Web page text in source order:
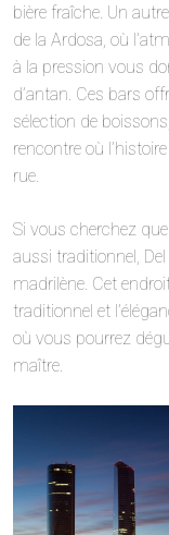
bière fraîche. Un
de la Ardosa, où
à la pression vous
d’antan. Ces bars
sélection de
rencontre où
rue.
Si vous cherchez
aussi traditionnel,
madrilène. Cet
traditionnel et
où vous pourrez
maître.